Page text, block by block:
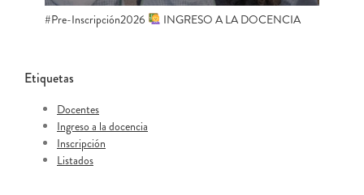
#Pre-Inscripción2026 INGRESO A LA DOCENCIA
Etiquetas
Docentes
Ingreso a la docencia
Inscripción
Listados